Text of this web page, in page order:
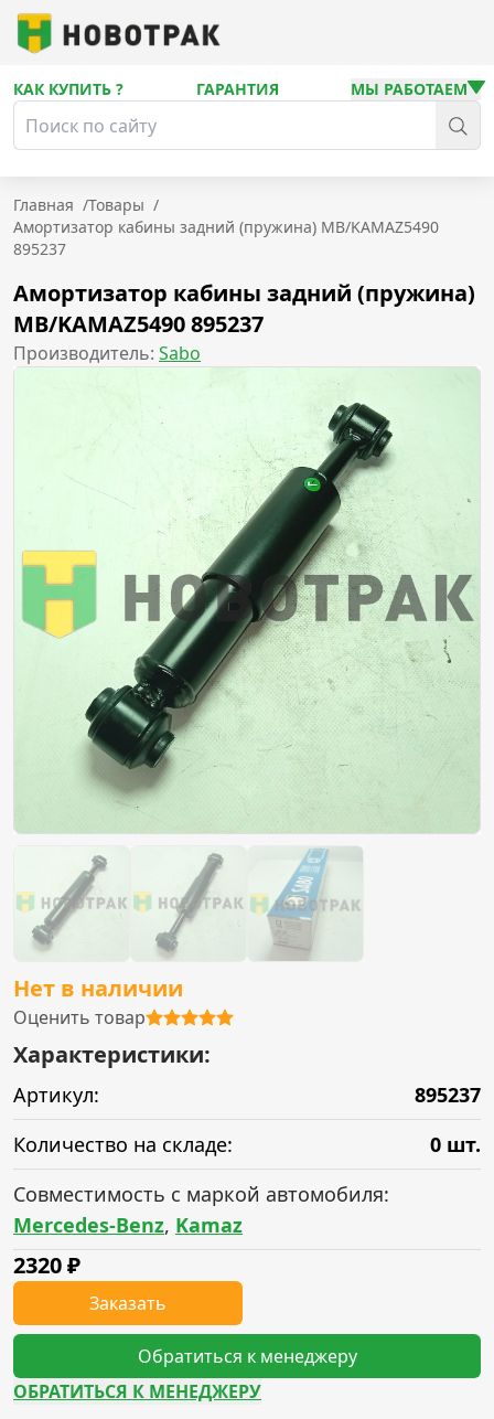
КАК КУПИТЬ ? ГАРАНТИЯ МЫ РАБОТАЕМ
Главная /Товары /
Амортизатор кабины задний (пружина) MB/KAMAZ5490
895237
Амортизатор кабины задний (пружина)
MB/KAMAZ5490 895237
Производитель: Sabo
Нет в наличии
Оценить товар
Характеристики:
Артикул:
895237
Количество на складе:
0 шт.
Совместимость с маркой автомобиля:
Mercedes-Benz, Kamaz
2320₽
Заказать
Обратиться к менеджеру
ОБРАТИТЬСЯ К МЕНЕДЖЕРУ